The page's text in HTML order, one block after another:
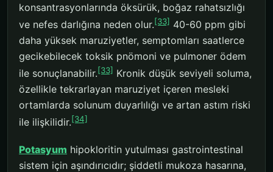
konsantrasyonlarında öksürük, boğaz rahatsızlığı
ve nefes darlığına neden olur.[33] 40-60 ppm gibi
daha yüksek maruziyetler, semptomları saatlerce
gecikebilecek toksik pnömoni ve pulmoner ödem
ile sonuçlanabilir.[33] Kronik düşük seviyeli soluma,
özellikle tekrarlayan maruziyet içeren mesleki
ortamlarda solunum duyarlılığı ve artan astım riski
ile ilişkilidir.[34]
Potasyum hipokloritin yutulması gastrointestinal
sistem için aşındırıcıdır; şiddetli mukoza hasarına,